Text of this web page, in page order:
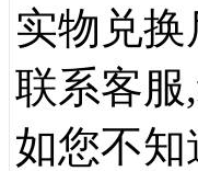
实物兑
联系客
如您不